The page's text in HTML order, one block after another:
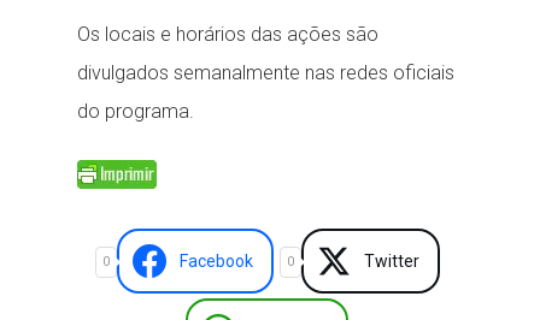
Os locais e horários das ações são
divulgados semanalmente nas redes oficiais
do programa.
0 Facebook 0 Twitter